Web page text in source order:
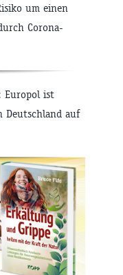
um einen
Corona-
ist
Deutschland auf